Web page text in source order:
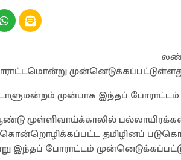
முன்பாக இந்தப் போராட்டம்
முள்ளிவாய்க்காலில்
தமிழினப்
இந்தப் போராட்டம்